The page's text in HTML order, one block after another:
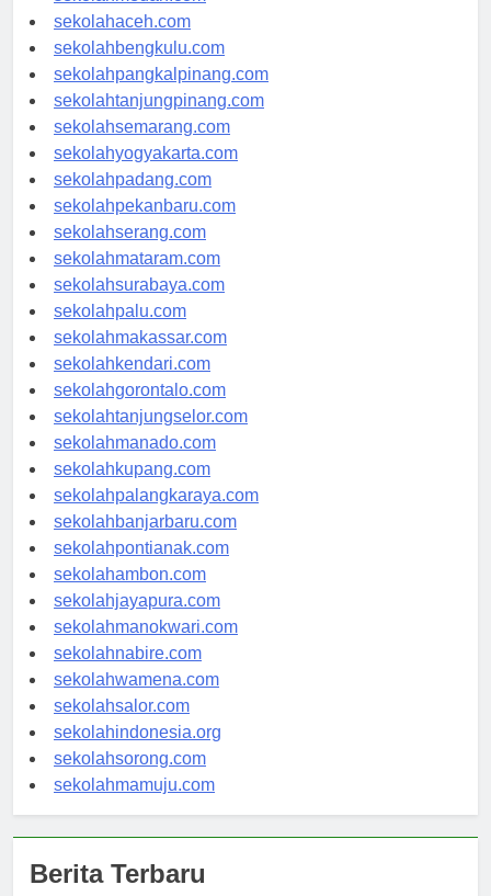
sekolahmedan.com
sekolahaceh.com
sekolahbengkulu.com
sekolahpangkalpinang.com
sekolahtanjungpinang.com
sekolahsemarang.com
sekolahyogyakarta.com
sekolahpadang.com
sekolahpekanbaru.com
sekolahserang.com
sekolahmataram.com
sekolahsurabaya.com
sekolahpalu.com
sekolahmakassar.com
sekolahkendari.com
sekolahgorontalo.com
sekolahtanjungselor.com
sekolahmanado.com
sekolahkupang.com
sekolahpalangkaraya.com
sekolahbanjarbaru.com
sekolahpontianak.com
sekolahambon.com
sekolahjayapura.com
sekolahmanokwari.com
sekolahnabire.com
sekolahwamena.com
sekolahsalor.com
sekolahindonesia.org
sekolahsorong.com